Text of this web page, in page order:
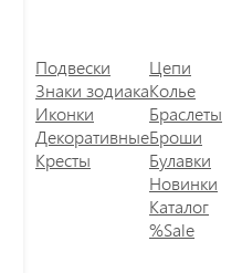
Подвески
Знаки зодиака
Иконки
Декоративные
Кресты
Цепи
Колье
Браслеты
Броши
Булавки
Новинки
Каталог
%Sale